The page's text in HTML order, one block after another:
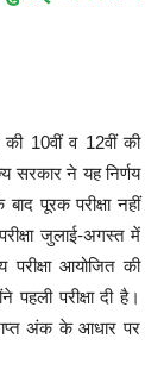
की 10वीं व 12वीं की
सरकार ने यह निर्णय
पूरक परीक्षा नहीं
जुलाई-अगस्त में
आयोजित की
पहली परीक्षा दी है।
अंक के आधार पर